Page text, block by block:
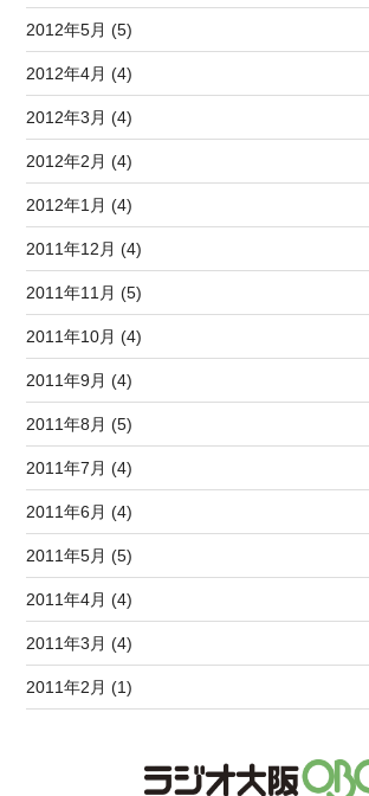
2012年5月 (5)
2012年4月 (4)
2012年3月 (4)
2012年2月 (4)
2012年1月 (4)
2011年12月 (4)
2011年11月 (5)
2011年10月 (4)
2011年9月 (4)
2011年8月 (5)
2011年7月 (4)
2011年6月 (4)
2011年5月 (5)
2011年4月 (4)
2011年3月 (4)
2011年2月 (1)